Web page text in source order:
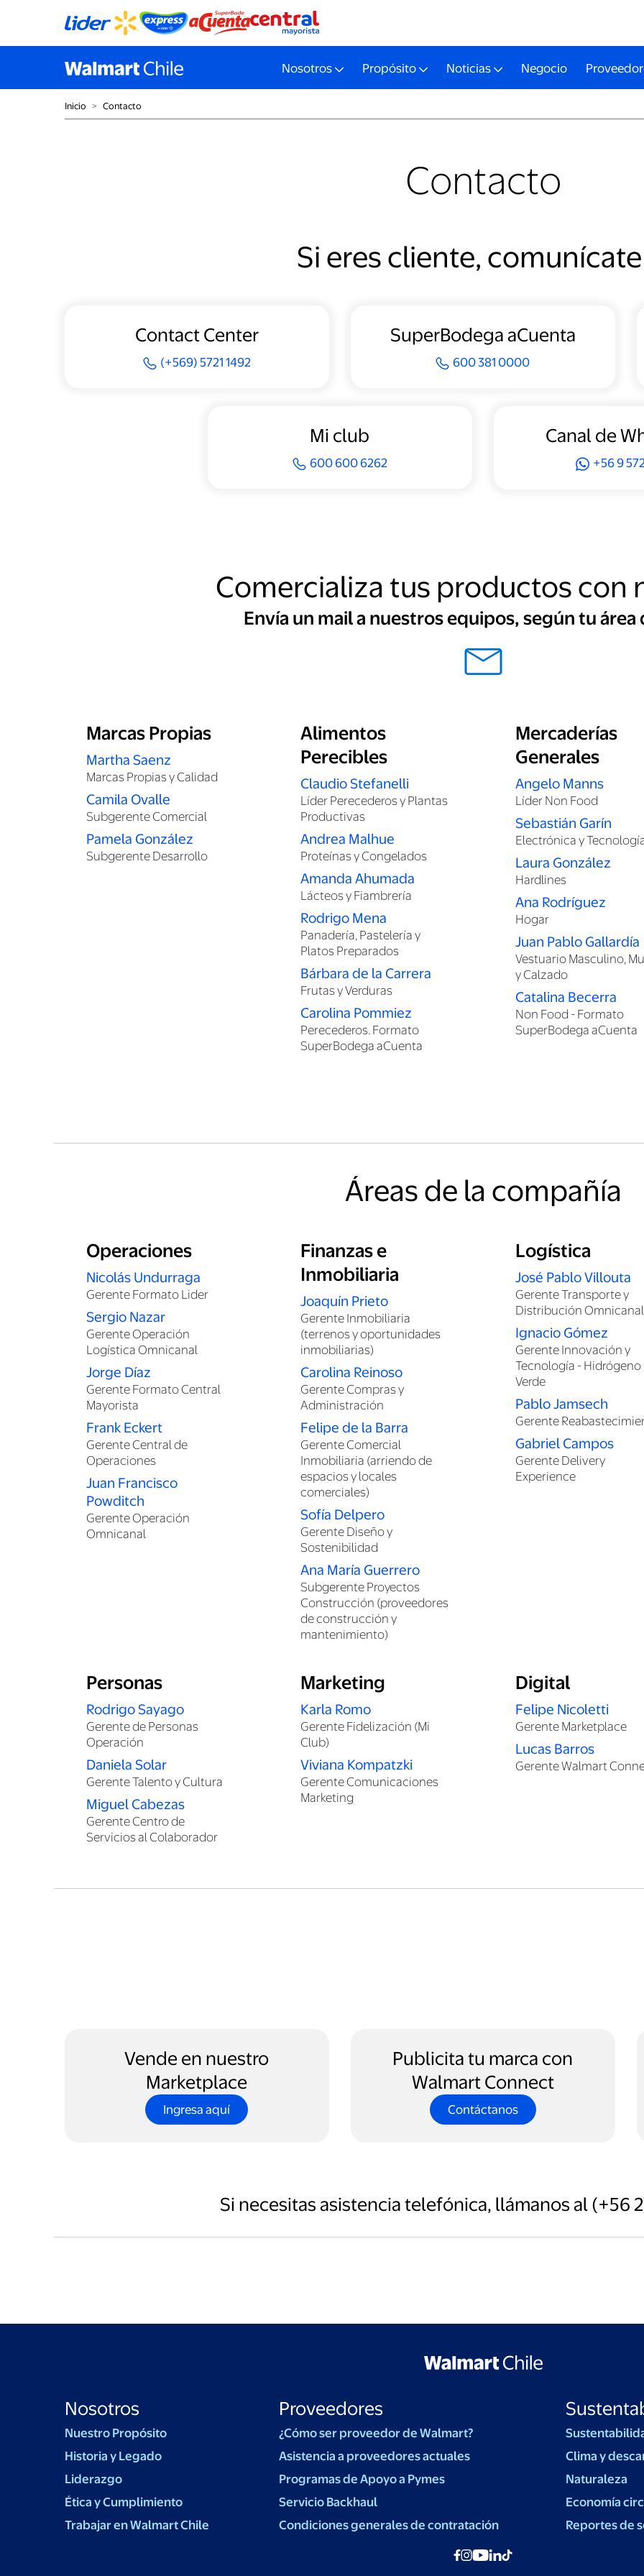
Nosotros Propósito Noticias Negocio
Inicio ˃ Contacto
Contacto
Si eres cliente,
Contact Center
(+569) 5721 1492
SuperBodega aCuenta
600 381 0000
Mi club
600 600 6262
Canal de
+56 9
Comercializa tus productos con
Envía un mail a nuestros equipos, según tu área
Marcas Propias
Martha Saenz
Marcas Propias y Calidad
Camila Ovalle
Subgerente Comercial
Pamela González
Subgerente Desarrollo
Alimentos
Perecibles
Claudio Stefanelli
Líder Perecederos y Plantas
Productivas
Andrea Malhue
Proteínas y Congelados
Amanda Ahumada
Lácteos y Fiambrería
Rodrigo Mena
Panadería, Pastelería y
Platos Preparados
Bárbara de la Carrera
Frutas y Verduras
Carolina Pommiez
Perecederos. Formato
SuperBodega aCuenta
Mercaderías
Generales
Angelo Manns
Líder Non Food
Sebastián Garín
Electrónica y
Laura González
Hardlines
Ana Rodríguez
Hogar
Juan Pablo Gallardía
Vestuario Masculino,
y Calzado
Catalina Becerra
Non Food - Formato
SuperBodega aCuenta
Áreas de la compañía
Operaciones
Nicolás Undurraga
Gerente Formato Lider
Sergio Nazar
Gerente Operación
Logística Omnicanal
Jorge Díaz
Gerente Formato Central
Mayorista
Frank Eckert
Gerente Central de
Operaciones
Juan Francisco
Powditch
Gerente Operación
Omnicanal
Finanzas e
Inmobiliaria
Joaquín Prieto
Gerente Inmobiliaria
(terrenos y oportunidades
inmobiliarias)
Carolina Reinoso
Gerente Compras y
Administración
Felipe de la Barra
Gerente Comercial
Inmobiliaria (arriendo de
espacios y locales
comerciales)
Sofía Delpero
Gerente Diseño y
Sostenibilidad
Ana María Guerrero
Subgerente Proyectos
Construcción (proveedores
de construcción y
mantenimiento)
Logística
José Pablo Villouta
Gerente Transporte y
Distribución Omnicanal
Ignacio Gómez
Gerente Innovación y
Tecnología - Hidrógeno
Verde
Pablo Jamsech
Gerente
Gabriel Campos
Gerente Delivery
Experience
Personas
Rodrigo Sayago
Gerente de Personas
Operación
Daniela Solar
Gerente Talento y Cultura
Miguel Cabezas
Gerente Centro de
Servicios al Colaborador
Marketing
Karla Romo
Gerente Fidelización (Mi
Club)
Viviana Kompatzki
Gerente Comunicaciones
Marketing
Digital
Felipe Nicoletti
Gerente Marketplace
Lucas Barros
Gerente Walmart
Vende en nuestro
Marketplace
Ingresa aquí
Publicita tu marca con
Walmart Connect
Contáctanos
Si necesitas asistencia telefónica, llámanos al (+56
Nosotros
Nuestro Propósito
Historia y Legado
Liderazgo
Ética y Cumplimiento
Trabajar en Walmart Chile
Proveedores
¿Cómo ser proveedor de Walmart?
Asistencia a proveedores actuales
Programas de Apoyo a Pymes
Servicio Backhaul
Condiciones generales de contratación
Clima y
Naturaleza
Economía
Reportes de